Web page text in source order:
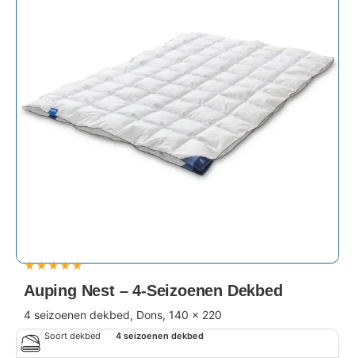
★★★★★
Auping Nest – 4-Seizoenen Dekbed
4 seizoenen dekbed, Dons, 140 x 220
Soort dekbed 4 seizoenen dekbed